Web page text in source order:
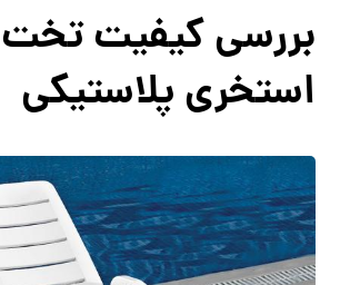
بررسی کیفیت تخت
استخری پلاستیکی